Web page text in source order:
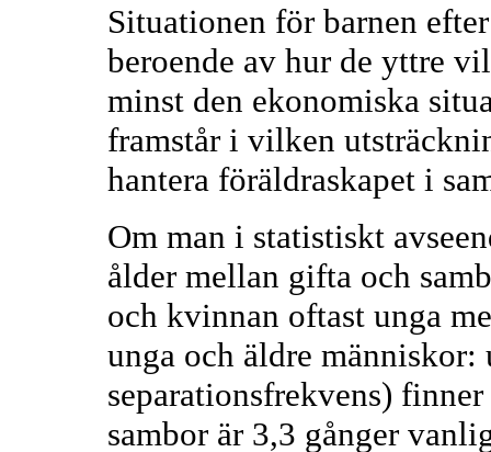
Situationen för barnen
beroende av hur de yttre
minst den ekonomiska
framstår i vilken
hantera föräldraskapet i
Om man i statistiskt
ålder mellan gifta och
och kvinnan oftast unga
unga och äldre
separationsfrekvens)
sambor är 3,3 gånger